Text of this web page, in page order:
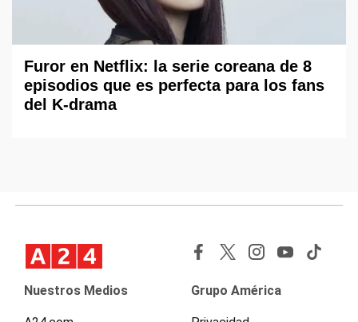
Furor en Netflix: la serie coreana de 8
episodios que es perfecta para los fans
del K-drama
Nuestros Medios Grupo América